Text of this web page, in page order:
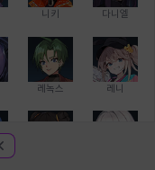
니키 다니엘
레녹스 레니